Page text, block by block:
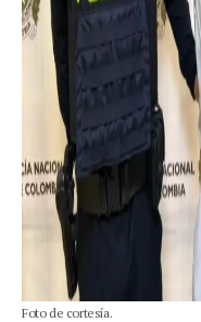
Foto de cortesía.